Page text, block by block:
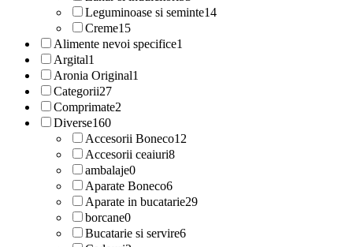
Leguminoase si seminte14
Creme15
Alimente nevoi specifice1
Argital1
Aronia Original1
Categorii27
Comprimate2
Diverse160
Accesorii Boneco12
Accesorii ceaiuri8
ambalaje0
Aparate Boneco6
Aparate in bucatarie29
borcane0
Bucatarie si servire6